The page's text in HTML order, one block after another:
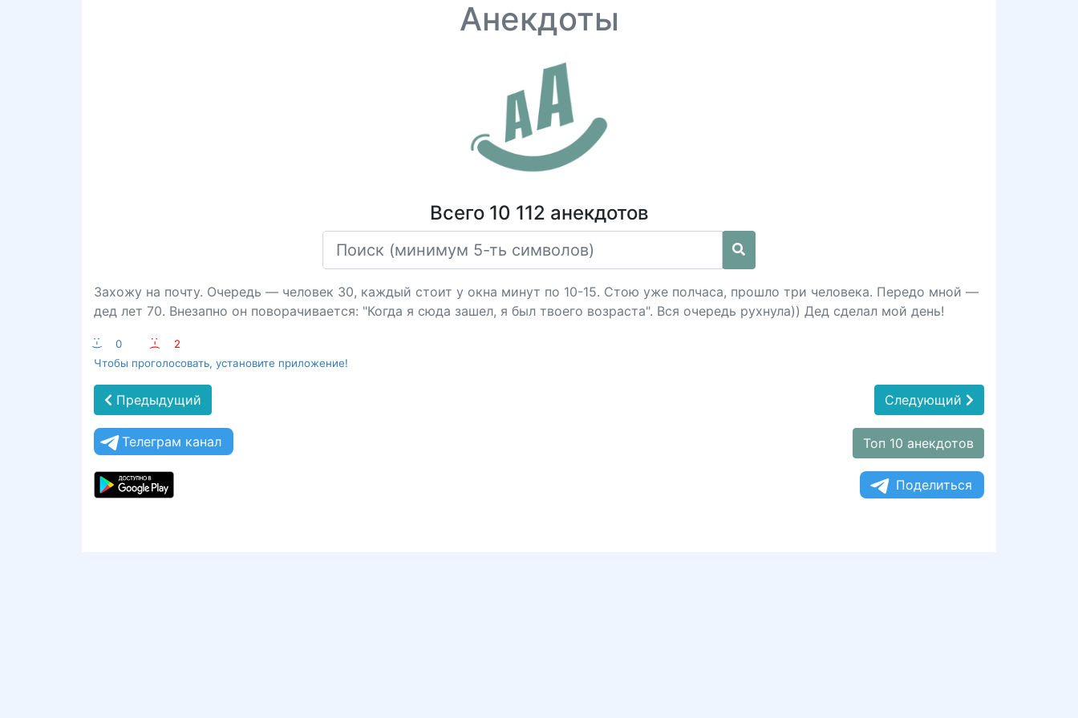
Анекдоты
Всего 10 112 анекдотов
Захожу на почту. Очередь — человек 30, каждый стоит у окна минут по 10-15. Стою уже полчаса, прошло три человека. Передо мной —
дед лет 70. Внезапно он поворачивается: "Когда я сюда зашел, я был твоего возраста". Вся очередь рухнула)) Дед сделал мой день!
:-) 0 :-(
2
Чтобы проголосовать, установите приложение!
Предыдущий Следующий
Телеграм канал Топ 10 анекдотов
Поделиться